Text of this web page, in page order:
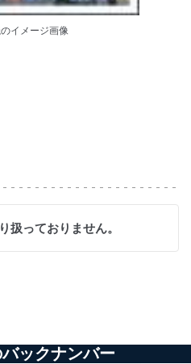
イメージ画像
扱っておりません。
ックナンバー